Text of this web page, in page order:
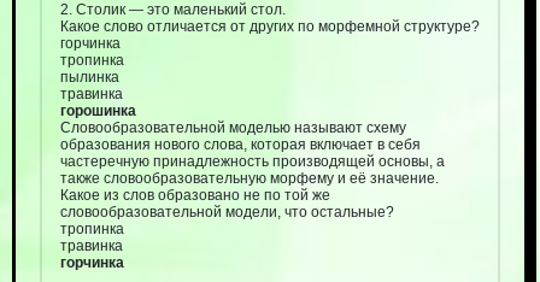
2. Столик — это маленький стол.
Какое слово отличается от других по морфемной структуре?
горчинка
тропинка
пылинка
травинка
горошинка
Словообразовательной моделью называют схему
образования нового слова, которая включает в себя
частеречную принадлежность производящей основы, а
также словообразовательную морфему и её значение.
Какое из слов образовано не по той же
словообразовательной модели, что остальные?
тропинка
травинка
горчинка